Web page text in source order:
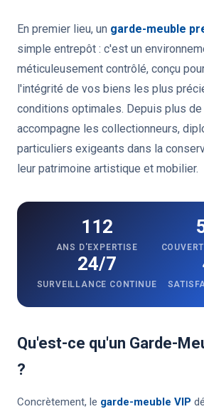
En premier lieu, un garde-meuble
simple entrepôt : c'est un
méticuleusement contrôlé, conçu
l'intégrité de vos biens les plus
conditions optimales. Depuis plus
accompagne les collectionneurs,
particuliers exigeants dans la
leur patrimoine artistique et mobilier.
112
ANS D'EXPERTISE
24/7
SURVEILLANCE CONTINUE
Qu'est-ce qu'un Garde-
?
Concrètement, le garde-meuble VIP